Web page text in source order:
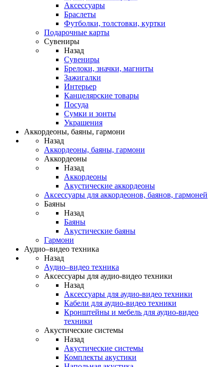
Аксессуары
Браслеты
Футболки, толстовки, куртки
Подарочные карты
Сувениры
Назад
Сувениры
Брелоки, значки, магниты
Зажигалки
Интерьер
Канцелярские товары
Посуда
Сумки и зонты
Украшения
Аккордеоны, баяны, гармони
Назад
Аккордеоны, баяны, гармони
Аккордеоны
Назад
Аккордеоны
Акустические аккордеоны
Аксессуары для аккордеонов, баянов, гармоней
Баяны
Назад
Баяны
Акустические баяны
Гармони
Аудио–видео техника
Назад
Аудио–видео техника
Аксессуары для аудио-видео техники
Назад
Аксессуары для аудио-видео техники
Кабели для аудио-видео техники
Кронштейны и мебель для аудио-видео
техники
Акустические системы
Назад
Акустические системы
Комплекты акустики